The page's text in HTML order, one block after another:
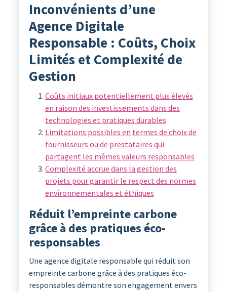
Inconvénients d’une
Agence Digitale
Responsable : Coûts, Choix
Limités et Complexité de
Gestion
Coûts initiaux potentiellement plus élevés
en raison des investissements dans des
technologies et pratiques durables
Limitations possibles en termes de choix de
fournisseurs ou de prestataires qui
partagent les mêmes valeurs responsables
Complexité accrue dans la gestion des
projets pour garantir le respect des normes
environnementales et éthiques
Réduit l’empreinte carbone
grâce à des pratiques éco-
responsables
Une agence digitale responsable qui réduit son
empreinte carbone grâce à des pratiques éco-
responsables démontre son engagement envers